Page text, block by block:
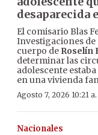
desaparecida
El comisario Blas
Investigaciones de
cuerpo de Roselín
determinar las
adolescente
en una vivienda
Agosto 7, 2026 10:21
Nacionales